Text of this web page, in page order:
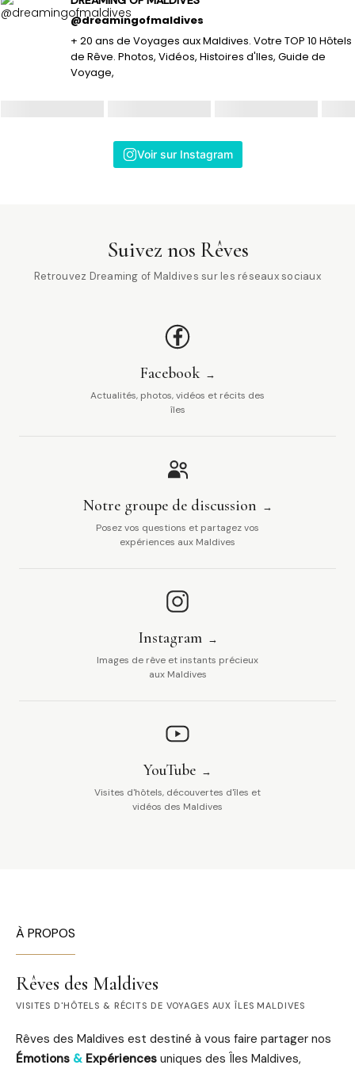
@dreamingofmaldives
+ 20 ans de Voyages aux Maldives. Votre TOP 10 Hôtels
de Rêve. Photos, Vidéos, Histoires d'Iles, Guide de
Voyage,
Voir sur Instagram
Suivez nos Rêves
Retrouvez Dreaming of Maldives sur les réseaux sociaux
Facebook
Actualités, photos, vidéos et récits des
îles
Notre groupe de discussion
Posez vos questions et partagez vos
expériences aux Maldives
Instagram
Images de rêve et instants précieux
aux Maldives
YouTube
Visites d'hôtels, découvertes d'îles et
vidéos des Maldives
À PROPOS
Rêves des Maldives
VISITES D'HÔTELS & RÉCITS DE VOYAGES AUX ÎLES MALDIVES
Rêves des Maldives est destiné à vous faire partager nos
Émotions & Expériences uniques des Îles Maldives,